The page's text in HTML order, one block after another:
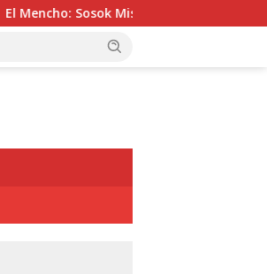
di Balik Kartel Paling Ditakuti